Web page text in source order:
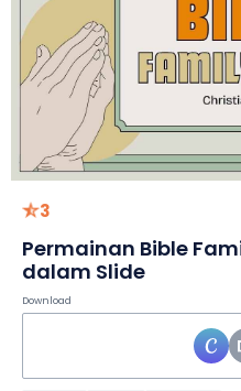
3
Permainan Bible
dalam Slide
Download